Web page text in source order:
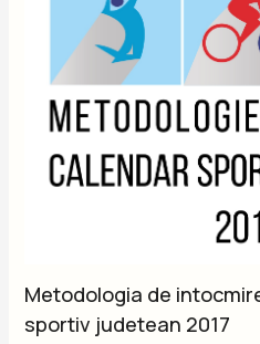
Metodologia de
sportiv judetean 2017